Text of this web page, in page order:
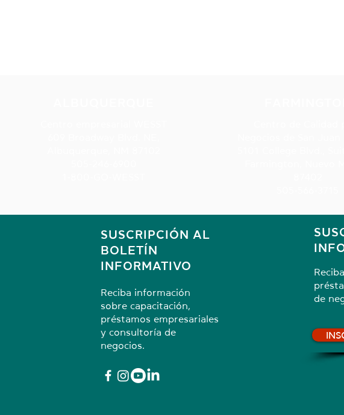
SUSCRIPCIÓN AL
BOLETÍN
INFORMATIVO
Reciba información
sobre capacitación,
préstamos empresariales
y consultoría de
negocios.
de